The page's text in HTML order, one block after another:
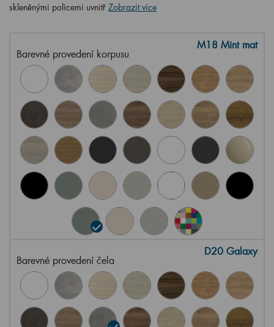
skleněnými policemi uvnitř Zobrazit více
Barevné provedení korpusu
M18 Mint mat
Barevné provedení čela
D20 Galaxy